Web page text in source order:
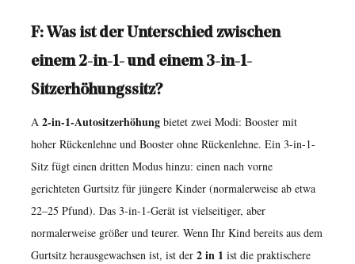
F: Was ist der Unterschied zwischen
einem 2-in-1- und einem 3-in-1-
Sitzerhöhungssitz?
A 2-in-1-Autositzerhöhung bietet zwei Modi: Booster mit
hoher Rückenlehne und Booster ohne Rückenlehne. Ein 3-in-1-
Sitz fügt einen dritten Modus hinzu: einen nach vorne
gerichteten Gurtsitz für jüngere Kinder (normalerweise ab etwa
22–25 Pfund). Das 3-in-1-Gerät ist vielseitiger, aber
normalerweise größer und teurer. Wenn Ihr Kind bereits aus dem
Gurtsitz herausgewachsen ist, ist der 2 in 1 ist die praktischere